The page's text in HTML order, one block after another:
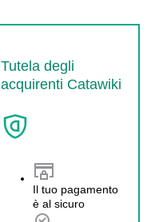
Tutela degli
acquirenti Catawiki
Il tuo pagamento
è al sicuro